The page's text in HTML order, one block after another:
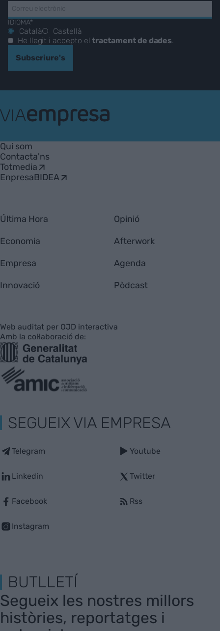
IDIOMA*
Català
Castellà
He llegit i accepto eltractament de dades.
Subscriure's
Empresa
Qui som
Contacta'ns
Totmedia
EnpresaBIDEA
Última Hora
Economia
Empresa
Innovació
Opinió
Afterwork
Agenda
Pòdcast
Web auditat per OJD interactiva
Amb la col·laboració de:
SEGUEIX VIA EMPRESA
Telegram
Linkedin
Facebook
Instagram
Youtube
Twitter
Rss
BUTLLETÍ
Segueix les nostres millors
històries, reportatges i